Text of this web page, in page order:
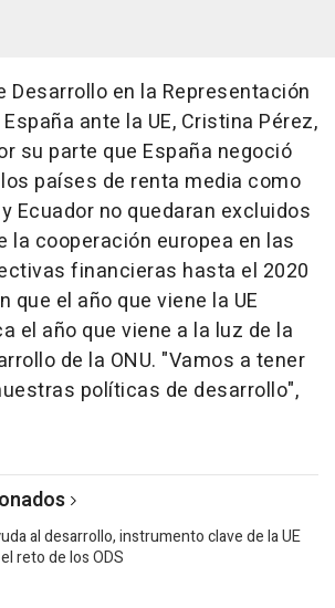
Desarrollo en la Representación
ante la UE, Cristina Pérez,
su parte que España negoció
países de renta media como
Ecuador no quedaran excluidos
la cooperación europea en las
financieras hasta el 2020
que el año que viene la UE
el año que viene a la luz de la
de la ONU. "Vamos a tener
políticas de desarrollo",
al desarrollo, instrumento clave de la UE
reto de los ODS